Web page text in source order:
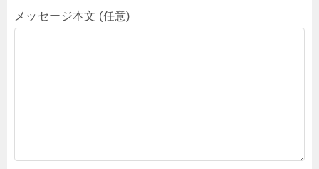
メッセージ本文 (任意)